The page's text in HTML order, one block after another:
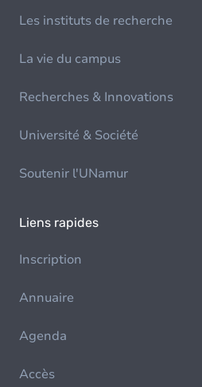
Les instituts de recherche
La vie du campus
Recherches & Innovations
Université & Société
Soutenir l'UNamur
Liens rapides
Inscription
Annuaire
Agenda
Accès